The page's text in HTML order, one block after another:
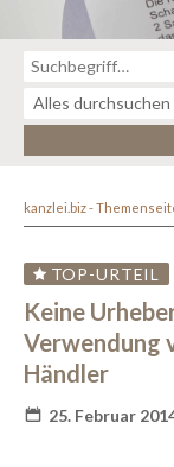
kanzlei.biz -
TOP-URTEIL
Keine
Verwendung
Händler
25. Februar